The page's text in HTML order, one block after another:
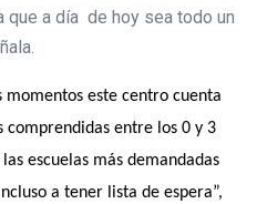
que a día de hoy sea todo un
este centro cuenta
comprendidas entre los 0 y 3
escuelas más demandadas
a tener lista de espera”,